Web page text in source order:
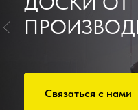
Связаться с нами